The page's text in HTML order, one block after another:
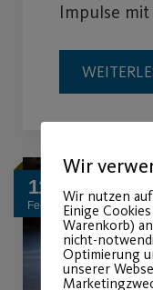
Impulse
11
Feb.
Wir
Wir nutzen
Einige
Warenkorb)
nicht-
Optimierung
unserer